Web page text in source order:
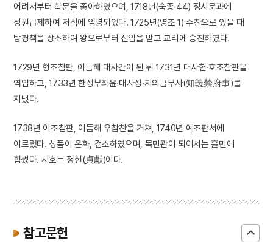
어려서부터 학문을 좋아하였으며, 1718년(숙종 44) 정시문과에
장원급제하여 저작에 임명되었다. 1725년(영조 1) 수찬으로 있을 때
탕평책을 상소하여 왕으로부터 신임을 받고 교리에 승진하였다.
1729년 형조참판, 이듬해 대사간이 된 뒤 1731년 대사헌·호조참판을
역임하고, 1733년 한성부좌윤·대사성·지의금부사(知義禁府事)를
지냈다.
1738년 이조참판, 이듬해 우참찬을 거쳐, 1740년 예조판서에
이르렀다. 성품이 온화, 검소하였으며, 목민관이 되어서는 휼민에
힘썼다. 시호는 정헌(貞獻)이다.
참고문헌